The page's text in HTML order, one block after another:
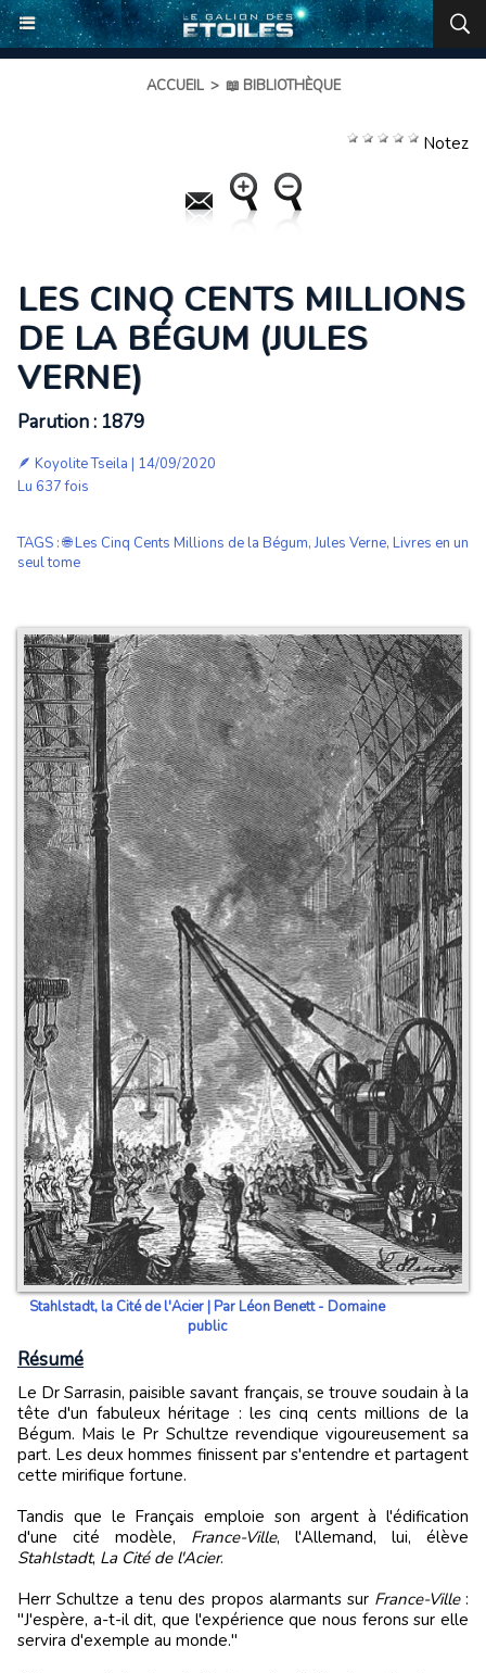
ACCUEIL > 📖 BIBLIOTHÈQUE
Notez
LES CINQ CENTS MILLIONS
DE LA BÉGUM (JULES
VERNE)
Parution : 1879
🪶 Koyolite Tseila | 14/09/2020
Lu 637 fois
TAGS :🌐 Les Cinq Cents Millions de la Bégum,Jules Verne, Livres en un
seul tome
Stahlstadt, la Cité de l'Acier | Par Léon Benett - Domaine
public
Résumé
Le Dr Sarrasin, paisible savant français, se trouve soudain à la
tête d'un fabuleux héritage : les cinq cents millions de la
Bégum. Mais le Pr Schultze revendique vigoureusement sa
part. Les deux hommes finissent par s'entendre et partagent
cette mirifique fortune.
Tandis que le Français emploie son argent à l'édification
d'une cité modèle, France-Ville, l'Allemand, lui, élève
Stahlstadt, La Cité de l'Acier.
Herr Schultze a tenu des propos alarmants sur France-Ville:
"J'espère, a-t-il dit, que l'expérience que nous ferons sur elle
servira d'exemple au monde."